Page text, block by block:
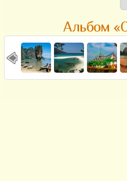
Альбом